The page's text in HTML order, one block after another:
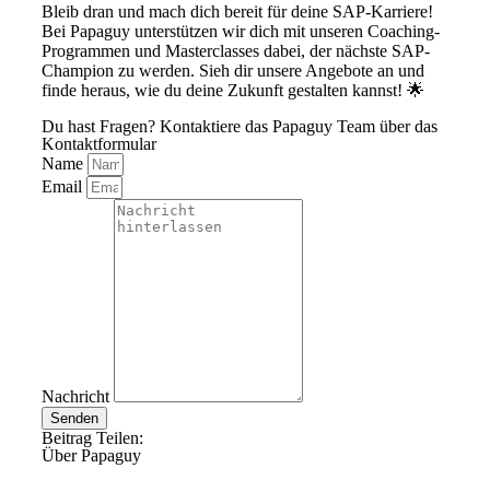
Bleib dran und mach dich bereit für deine SAP-Karriere!
Bei Papaguy unterstützen wir dich mit unseren Coaching-
Programmen und Masterclasses dabei, der nächste SAP-
Champion zu werden. Sieh dir unsere Angebote an und
finde heraus, wie du deine Zukunft gestalten kannst! 🌟
Du hast Fragen? Kontaktiere das Papaguy Team über das
Kontaktformular
Name
Email
Nachricht
Senden
Beitrag Teilen:
Über Papaguy